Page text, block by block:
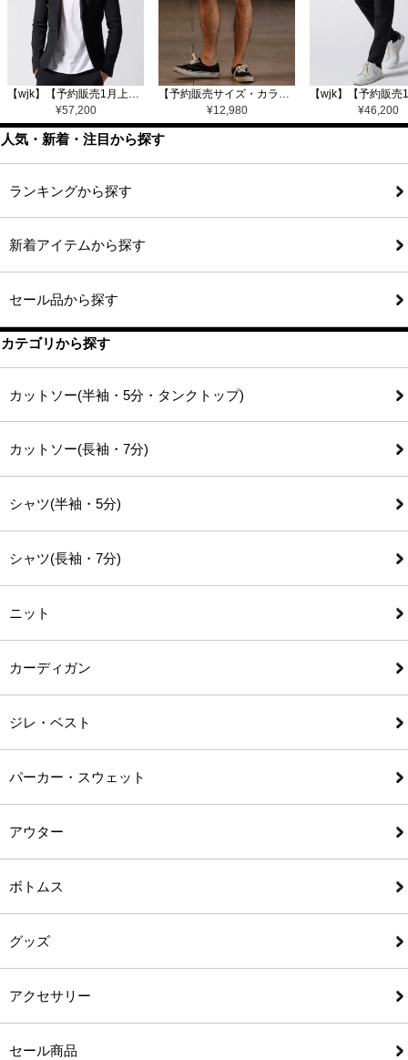
【wjk】【予約販売1月上旬～中旬入荷】function knit jacket(jacquard check) ニットジャケット(207 mw08j)
¥57,200
【予約販売サイズ・カラーにより納期異なる】【CAMBIO(カンビオ)】Gobelin Short Pants ショートパンツ(CAM25SS-002)
¥12,980 ¥46,200
人気・新着・注目から探す
ランキングから探す
新着アイテムから探す
セール品から探す
カテゴリから探す
カットソー(半袖・5分・タンクトップ)
カットソー(長袖・7分)
シャツ(半袖・5分)
シャツ(長袖・7分)
ニット
カーディガン
ジレ・ベスト
パーカー・スウェット
アウター
ボトムス
グッズ
アクセサリー
セール商品